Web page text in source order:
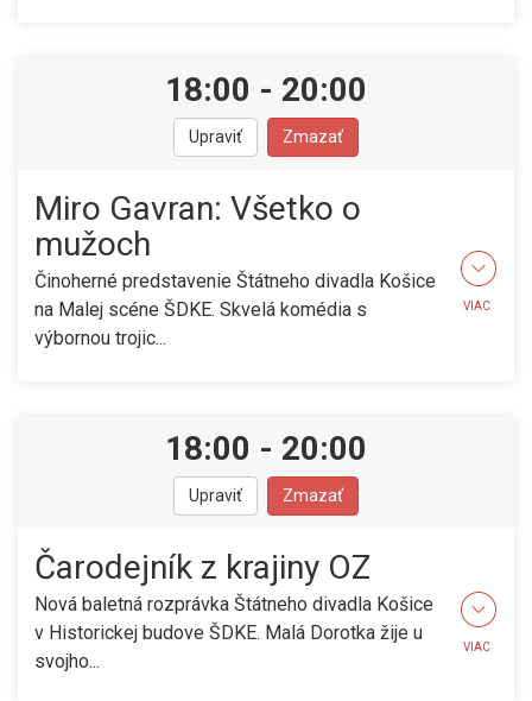
18:00 - 20:00
Upraviť Zmazať
Miro Gavran: Všetko o
mužoch
Činoherné predstavenie Štátneho divadla Košice
na Malej scéne ŠDKE. Skvelá komédia s
výbornou trojic...
VIAC
18:00 - 20:00
Upraviť Zmazať
Čarodejník z krajiny OZ
Nová baletná rozprávka Štátneho divadla Košice
v Historickej budove ŠDKE. Malá Dorotka žije u
svojho...
VIAC